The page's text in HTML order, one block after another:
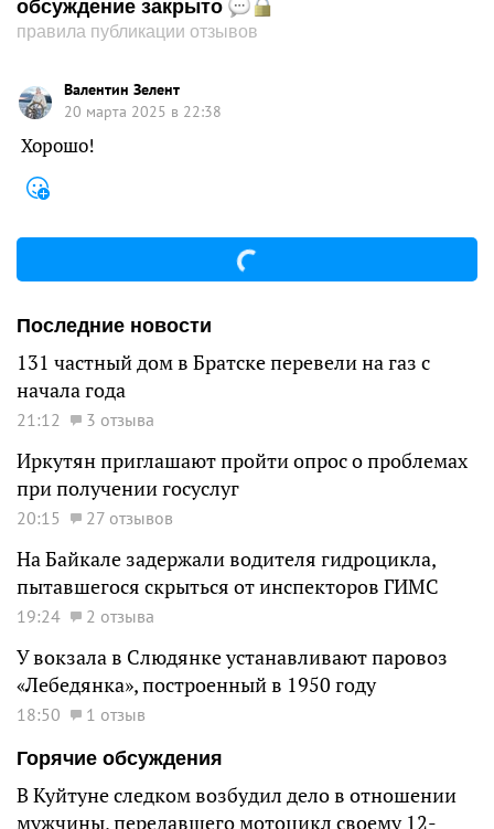
обсуждение закрыто
правила публикации отзывов
Валентин Зелент
20 марта 2025 в 22:38
Хорошо!
Последние новости
131 частный дом в Братске перевели на газ с
начала года
21:12 3 отзыва
Иркутян приглашают пройти опрос о проблемах
при получении госуслуг
20:15 27 отзывов
На Байкале задержали водителя гидроцикла,
пытавшегося скрыться от инспекторов ГИМС
19:24 2 отзыва
У вокзала в Слюдянке устанавливают паровоз
«Лебедянка», построенный в 1950 году
18:50
1 отзыв
Горячие обсуждения
В Куйтуне следком возбудил дело в отношении
мужчины, передавшего мотоцикл своему 12-